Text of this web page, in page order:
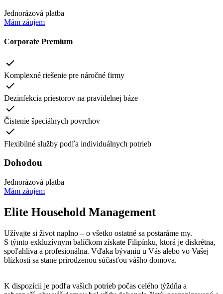
Jednorázová platba
Mám záujem
Corporate Premium
Komplexné riešenie pre náročné firmy
Dezinfekcia priestorov na pravidelnej báze
Čistenie špeciálnych povrchov
Flexibilné služby podľa individuálnych potrieb
Dohodou
Jednorázová platba
Mám záujem
Elite Household Management
Užívajte si život naplno – o všetko ostatné sa postaráme my.
S týmto exkluzívnym balíčkom získate Filipínku, ktorá je diskrétna,
spoľahliva a profesionálna. Vďaka bývaniu u Vás alebo vo Vašej
blízkosti sa stane prirodzenou súčasťou vášho domova.
K dispozícii je podľa vašich potrieb počas celého týždňa a